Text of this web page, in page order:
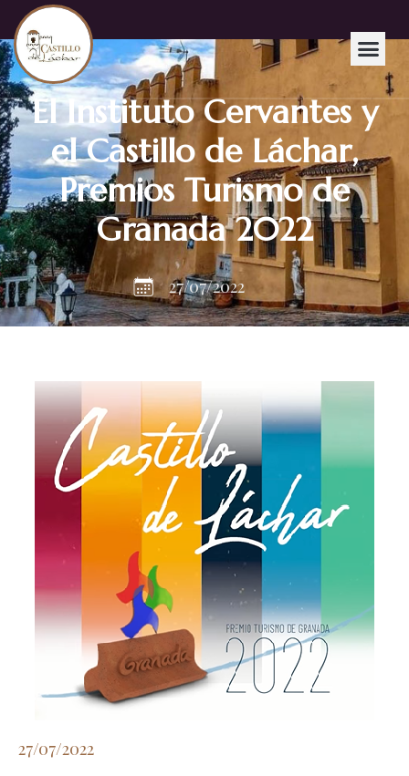
El Instituto Cervantes y
el Castillo de Láchar,
Premios Turismo de
Granada 2022
27/07/2022
27/07/2022